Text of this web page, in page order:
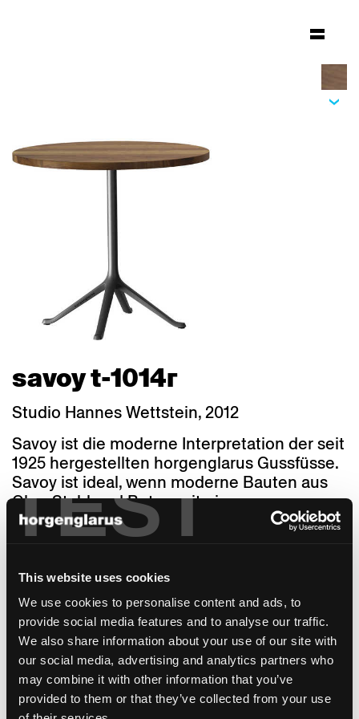
TEST
This website uses cookies
We use cookies to personalise content and ads, to
provide social media features and to analyse our traffic.
We also share information about your use of our site with
our social media, advertising and analytics partners who
may combine it with other information that you’ve
provided to them or that they’ve collected from your use
savoy t-1014r
Studio Hannes Wettstein, 2012
Savoy ist die moderne Interpretation der seit
1925 hergestellten horgenglarus Gussfüsse.
Savoy ist ideal, wenn moderne Bauten aus
Glas, Stahl und Beton mit einem
traditionellem, gusseisernen Bistrotisch
möbliert werden sollen. Entworfen wurde
Wettstein, das mit dem Stuhl icon auch die
klassische Ästhetik des Wirtshausstuhls
classic in das 21. Jahrhundert transportierte.
Die zeitgemässe, reduzierte Form von Savoy
mit seinen zwei sanft geschwungenen
Füssen aus Anthrazit lackierten Gusseisen
wirkt elegant. Erst auf den zweiten Blick wird
die technisch herausfordernde